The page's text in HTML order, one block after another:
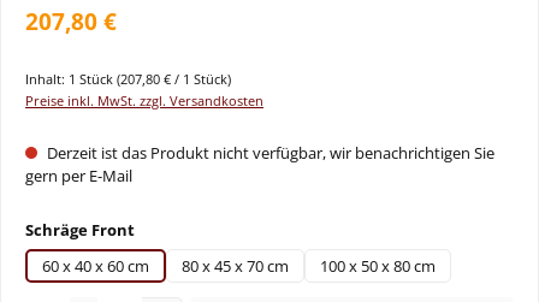
207,80 €
Inhalt: 1 Stück (207,80 € / 1 Stück)
Preise inkl. MwSt. zzgl. Versandkosten
Derzeit ist das Produkt nicht verfügbar, wir benachrichtigen Sie
gern per E-Mail
Schräge Frontauswählen
60 x 40 x 60 cm
80 x 45 x 70 cm 100 x 50 x 80 cm